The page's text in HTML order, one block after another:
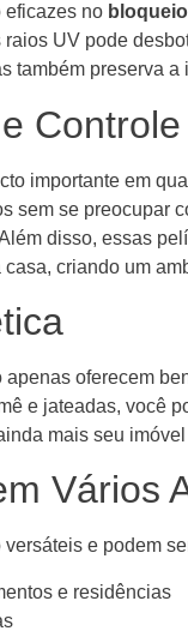
eficazes no
UV pode
também preserva
importante em
sem se preocupar
disso, essas
criando um
oferecem
e jateadas, você
mais seu
Vários
e podem
e residências